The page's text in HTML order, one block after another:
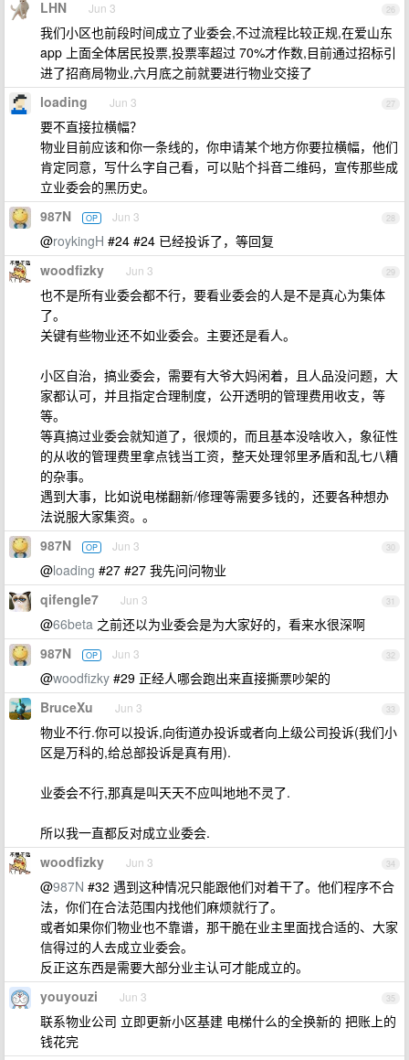
26
LHN Jun 3
我们小区也前段时间成立了业委会,不过流程比较正规,在爱山东
app 上面全体居民投票,投票率超过 70%才作数,目前通过招标引
进了招商局物业,六月底之前就要进行物业交接了
27
loading Jun 3
要不直接拉横幅？
物业目前应该和你一条线的，你申请某个地方你要拉横幅，他们
肯定同意，写什么字自己看，可以贴个抖音二维码，宣传那些成
立业委会的黑历史。
28
987N OP Jun 3
@roykingH #24 #24 已经投诉了，等回复
29
woodfizky Jun 3
也不是所有业委会都不行，要看业委会的人是不是真心为集体
了。
关键有些物业还不如业委会。主要还是看人。
小区自治，搞业委会，需要有大爷大妈闲着，且人品没问题，大
家都认可，并且指定合理制度，公开透明的管理费用收支，等
等。
等真搞过业委会就知道了，很烦的，而且基本没啥收入，象征性
的从收的管理费里拿点钱当工资，整天处理邻里矛盾和乱七八糟
的杂事。
遇到大事，比如说电梯翻新/修理等需要多钱的，还要各种想办
法说服大家集资。。
30
987N OP Jun 3
@loading #27 #27 我先问问物业
31
qifengle7 Jun 3
@66beta 之前还以为业委会是为大家好的，看来水很深啊
32
987N OP Jun 3
@woodfizky #29 正经人哪会跑出来直接撕票吵架的
33
BruceXu Jun 3
物业不行.你可以投诉,向街道办投诉或者向上级公司投诉(我们小
区是万科的,给总部投诉是真有用).
业委会不行,那真是叫天天不应叫地地不灵了.
所以我一直都反对成立业委会.
34
woodfizky Jun 3
@987N #32 遇到这种情况只能跟他们对着干了。他们程序不合
法，你们在合法范围内找他们麻烦就行了。
或者如果你们物业也不靠谱，那干脆在业主里面找合适的、大家
信得过的人去成立业委会。
反正这东西是需要大部分业主认可才能成立的。
35
youyouzi Jun 3
联系物业公司 立即更新小区基建 电梯什么的全换新的 把账上的
钱花完